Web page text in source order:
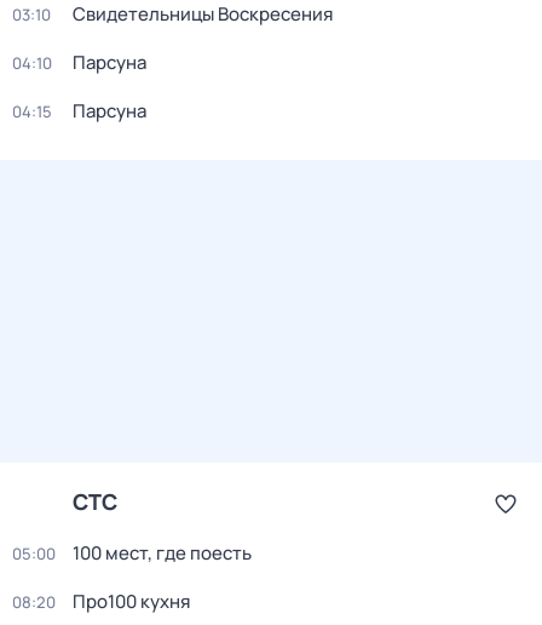
03:10 Свидетельницы Воскресения
04:10 Парсуна
04:15 Парсуна
СТС
05:00 100 мест, где поесть
08:20 Пpo100 кухня